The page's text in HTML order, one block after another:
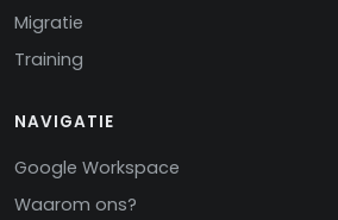
Migratie
Training
NAVIGATIE
Google Workspace
Waarom ons?